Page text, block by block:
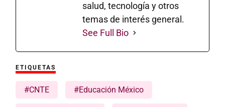
salud, tecnología y otros
temas de interés general.
See Full Bio
ETIQUETAS
#CNTE #Educación México